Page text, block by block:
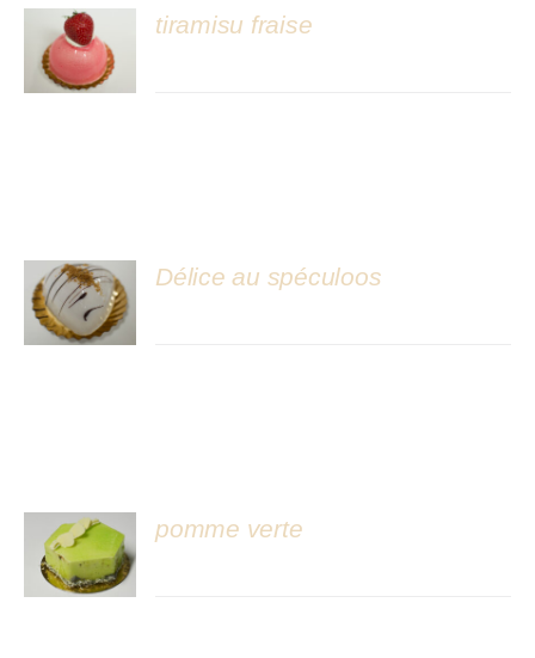
DÉTAILS
tiramisu fraise
DÉTAILS
Délice au spéculoos
DÉTAILS
pomme verte